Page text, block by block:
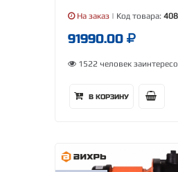
На заказ | Код товара:
91990.00
1522 человек
В КОРЗИНУ